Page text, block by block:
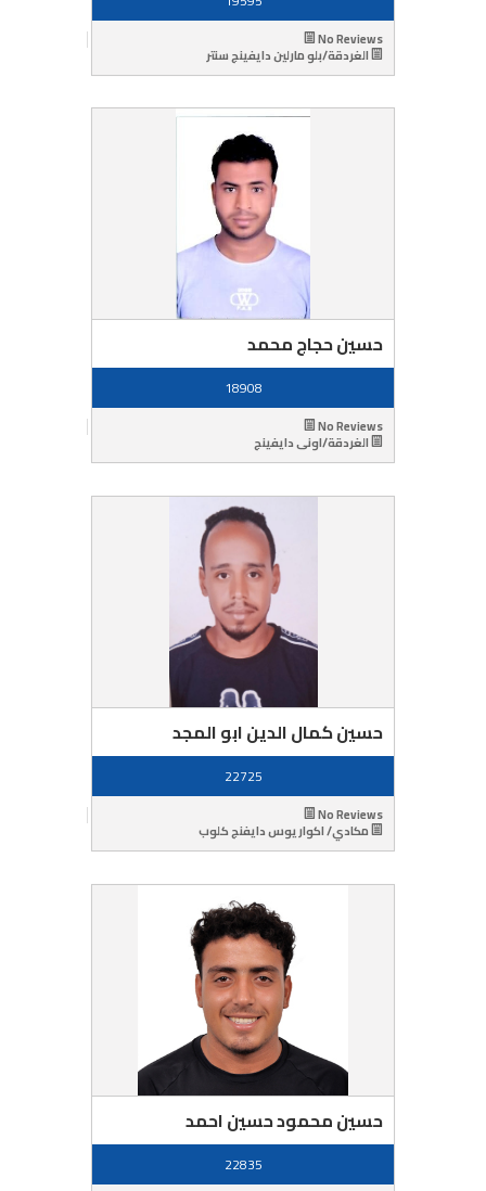
No Reviews
الغردقة/بلو مارلين دايفينج سنتر
حسين حجاج محمد
18908
No Reviews
الغردقة/اونى دايفينج
حسين كمال الدين ابو المجد
22725
No Reviews
مكادي/ اكواريوس دايفنج كلوب
حسين محمود حسين احمد
22835